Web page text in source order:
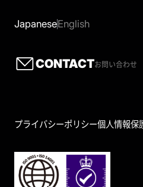
JapaneseEnglish
CONTACTお問い合わせ
プライバシーポリシー個人情報保